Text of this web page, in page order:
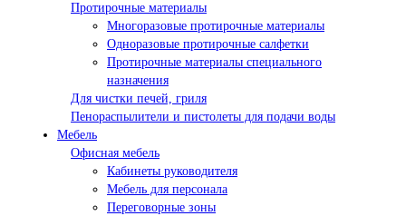
Протирочные материалы
Многоразовые протирочные материалы
Одноразовые протирочные салфетки
Протирочные материалы специального
назначения
Для чистки печей, гриля
Пенораспылители и пистолеты для подачи воды
Мебель
Офисная мебель
Кабинеты руководителя
Мебель для персонала
Переговорные зоны